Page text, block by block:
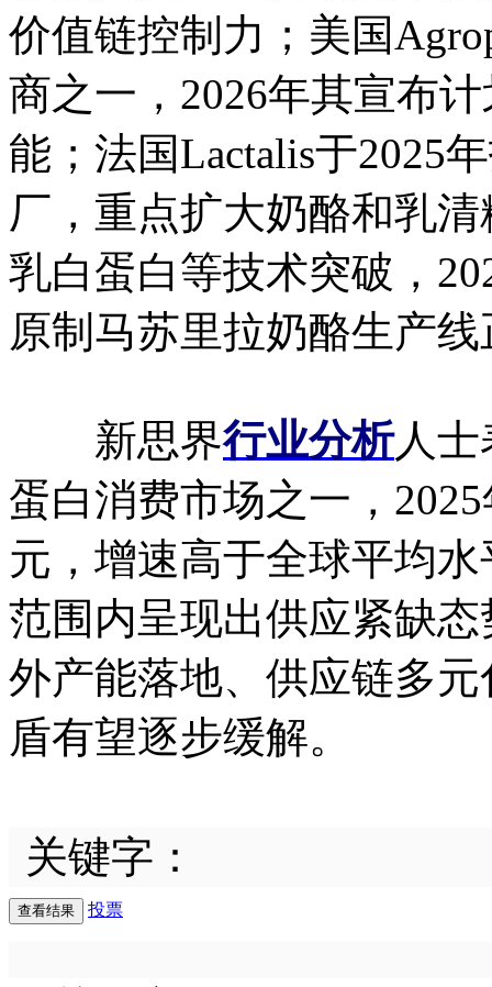
价值链控制力；美国
商之一，2026年其宣布
能；法国Lactalis于2025
厂，重点扩大奶酪和乳
乳白蛋白等技术突破，
原制马苏里拉奶酪生产
新思界行业分析人士
蛋白消费市场之一，
元，增速高于全球平均
范围内呈现出供应紧缺
外产能落地、供应链多
盾有望逐步缓解。
关键字：
投票